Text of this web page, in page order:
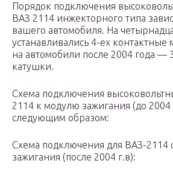
Порядок подключения
ВАЗ 2114 инжекторного типа
вашего автомобиля. На
устанавливались 4-ех контактные
на автомобили после 2004 года —
катушки.
Схема подключения
2114 к модулю зажигания (до 2004
следующим образом:
Схема подключения для ВАЗ-2114
зажигания (после 2004 г.в):